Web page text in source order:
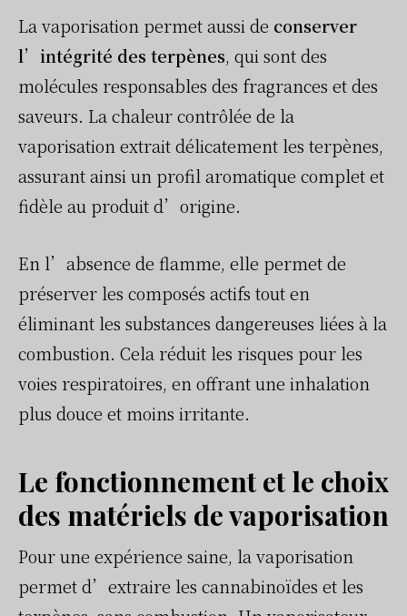
La vaporisation permet aussi de conserver
l’intégrité des terpènes, qui sont des
molécules responsables des fragrances et des
saveurs. La chaleur contrôlée de la
vaporisation extrait délicatement les terpènes,
assurant ainsi un profil aromatique complet et
fidèle au produit d’origine.
En l’absence de flamme, elle permet de
préserver les composés actifs tout en
éliminant les substances dangereuses liées à la
combustion. Cela réduit les risques pour les
voies respiratoires, en offrant une inhalation
plus douce et moins irritante.
Le fonctionnement et le choix
des matériels de vaporisation
Pour une expérience saine, la vaporisation
permet d’extraire les cannabinoïdes et les